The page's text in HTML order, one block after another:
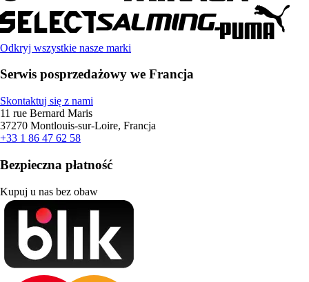
Odkryj wszystkie nasze marki
Serwis posprzedażowy we Francja
Skontaktuj się z nami
11 rue Bernard Maris
37270 Montlouis-sur-Loire, Francja
+33 1 86 47 62 58
Bezpieczna płatność
Kupuj u nas bez obaw